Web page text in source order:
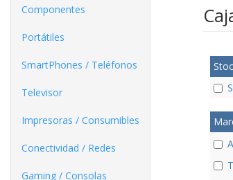
Componentes
Portátiles
SmartPhones / Teléfonos
Televisor
Impresoras / Consumibles
Conectividad / Redes
Gaming / Consolas